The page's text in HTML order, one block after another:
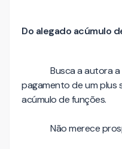
Do alegado acúmulo
Busca a autora
pagamento de um plus
acúmulo de funções.
Não merece